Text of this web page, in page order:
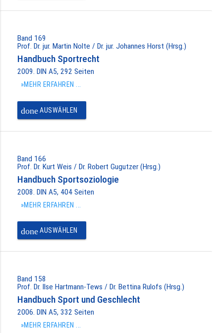
Band 169
Prof. Dr. jur. Martin Nolte / Dr. jur. Johannes Horst (Hrsg.)
Handbuch Sportrecht
2009. DIN A5, 292 Seiten
»MEHR ERFAHREN ...
doneAUSWÄHLEN
Band 166
Prof. Dr. Kurt Weis / Dr. Robert Gugutzer (Hrsg.)
Handbuch Sportsoziologie
2008. DIN A5, 404 Seiten
»MEHR ERFAHREN ...
doneAUSWÄHLEN
Band 158
Prof. Dr. Ilse Hartmann-Tews / Dr. Bettina Rulofs (Hrsg.)
Handbuch Sport und Geschlecht
2006. DIN A5, 332 Seiten
»MEHR ERFAHREN ...